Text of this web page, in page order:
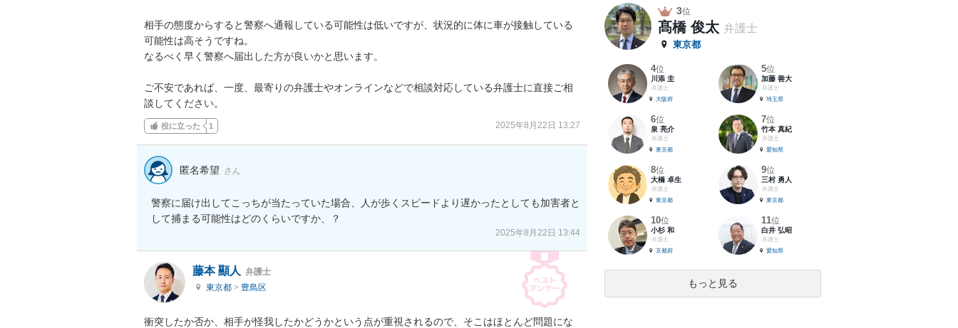
相手の態度からすると警察へ通報している可能性は低いですが、状況的に体に車が接触している
可能性は高そうですね。
なるべく早く警察へ届出した方が良いかと思います。
ご不安であれば、一度、最寄りの弁護士やオンラインなどで相談対応している弁護士に直接ご相
談してください。
役に立った 1 2025年8月22日 13:27
匿名希望 さん
警察に届け出してこっちが当たっていた場合、人が歩くスピードより遅かったとしても加害者と
して捕まる可能性はどのくらいですか、？
2025年8月22日 13:44
藤本 顯人 弁護士
東京都 > 豊島区
衝突したか否か、相手が怪我したかどうかという点が重視されるので、そこはほとんど問題にな
3位
髙橋 俊太 弁護士
東京都
4位
川添 圭
弁護士
大阪府
5位
加藤 善大
弁護士
埼玉県
6位
泉 亮介
弁護士
東京都
7位
竹本 真紀
弁護士
愛知県
8位
大橋 卓生
弁護士
東京都
9位
三村 勇人
弁護士
東京都
10位
小杉 和
弁護士
京都府
11位
白井 弘昭
弁護士
愛知県
もっと見る